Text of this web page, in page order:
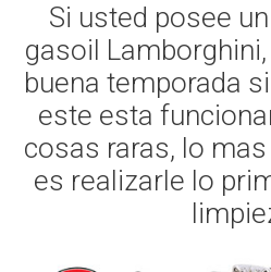
Si usted posee
gasoil
buena temporada
este esta
cosas raras, lo
es realizarle lo